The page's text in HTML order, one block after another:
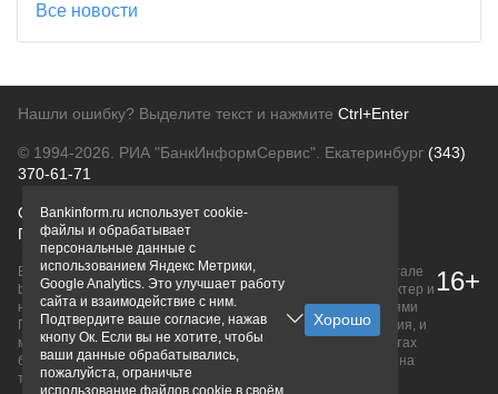
Все новости
Нашли ошибку? Выделите текст и нажмите Ctrl+Enter
© 1994-2026. РИА "БанкИнформСервис". Екатеринбург (343)
370-61-71
О проектеПолитика конфиденциальности
Правовая информацияДля рекламодателей
Вся информация о продуктах банков, размещенная на портале
bankinform.ru, носит исключительно ознакомительный характер и
не является публичной офертой, определяемой положениями
ГК РФ. Информация не содержит точного и полного описания, и
может быть изменена. Конечные условия уточняйте на сайтах
банков или при личном обращении. Исключительное право на
товарные знаки принадлежит их правообладателям.
16+
Bankinform.ru использует cookie-
файлы и обрабатывает
персональные данные с
использованием Яндекс Метрики,
Google Analytics. Это улучшает работу
сайта и взаимодействие с ним.
Подтвердите ваше согласие, нажав
кнопу Ок. Если вы не хотите, чтобы
ваши данные обрабатывались,
пожалуйста, ограничьте
использование файлов cookie в своём